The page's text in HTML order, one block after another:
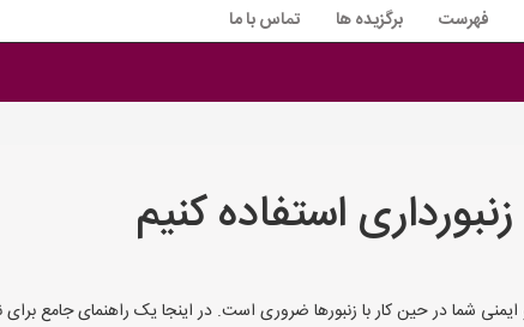
فهرست برگزیده ها تماس با ما
استفاده کنیم
شما در حین کار با زنبورها ضروری است. در اینجا یک راهنمای جامع